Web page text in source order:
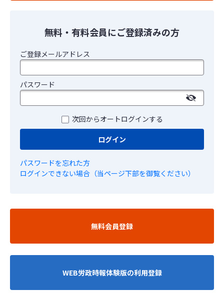
無料・有料会員にご登録済みの方
ご登録メールアドレス
パスワード
次回からオートログインする
ログイン
パスワードを忘れた方
ログインできない場合（当ページ下部を御覧ください）
無料会員登録
WEB労政時報体験版の利用登録